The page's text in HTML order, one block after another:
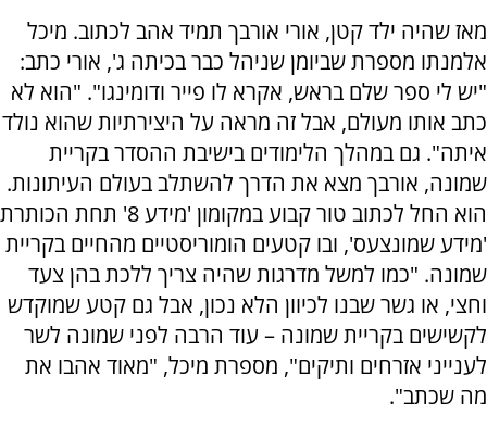
מאז שהיה ילד קטן, אורי אורבך תמיד אהב לכתוב. מיכל
אלמנתו מספרת שביומן שניהל כבר בכיתה ג', אורי כתב:
"יש לי ספר שלם בראש, אקרא לו פייר ודומינגו". "הוא לא
כתב אותו מעולם, אבל זה מראה על היצירתיות שהוא נולד
איתה". גם במהלך הלימודים בישיבת ההסדר בקריית
שמונה, אורבך מצא את הדרך להשתלב בעולם העיתונות.
הוא החל לכתוב טור קבוע במקומון 'מידע 8' תחת הכותרת
'מידע שמונצעס', ובו קטעים הומוריסטיים מהחיים בקריית
שמונה. "כמו למשל מדרגות שהיה צריך ללכת בהן צעד
וחצי, או גשר שבנו לכיוון הלא נכון, אבל גם קטע שמוקדש
לקשישים בקריית שמונה – עוד הרבה לפני שמונה לשר
לענייני אזרחים ותיקים", מספרת מיכל, "מאוד אהבו את
מה שכתב".